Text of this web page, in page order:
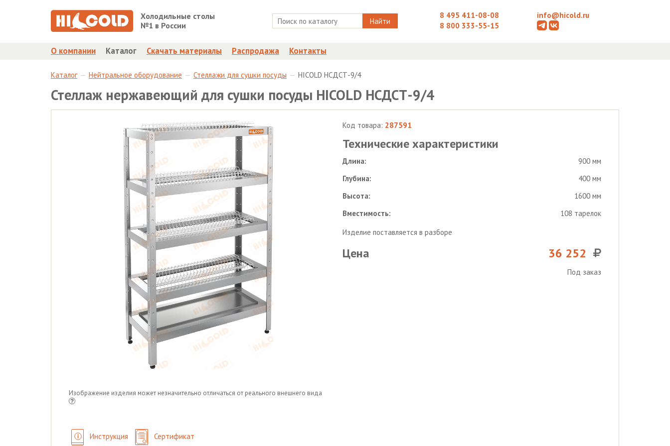
Холодильные столы
№1 в России
Найти
8 495 411-08-08
8 800 333-55-15
info@hicold.ru
О компании Каталог Скачать материалы Распродажа Контакты
Каталог Нейтральное оборудование Стеллажи для сушки посуды HICOLD НСДСТ-9/4
Стеллаж нержавеющий для сушки посуды HICOLD НСДСТ-9/4
Изображение изделия может незначительно отличаться от реального внешнего вида
Инструкция Сертификат
Код товара: 287591
Технические характеристики
Длина:
900 мм
Глубина:
400 мм
Высота:
1600 мм
Вместимость:
108 тарелок
Изделие поставляется в разборе
Цена 36 252
Под заказ